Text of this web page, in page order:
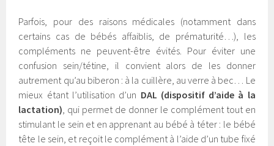
Parfois, pour des raisons médicales (notamment dans
certains cas de bébés affaiblis, de prématurité…), les
compléments ne peuvent-être évités. Pour éviter une
confusion sein/tétine, il convient alors de les donner
autrement qu’au biberon : à la cuillère, au verre à bec… Le
mieux étant l’utilisation d’un DAL (dispositif d’aide à la
lactation) , qui permet de donner le complément tout en
stimulant le sein et en apprenant au bébé à téter : le bébé
tête le sein, et reçoit le complément à l’aide d’un tube fixé